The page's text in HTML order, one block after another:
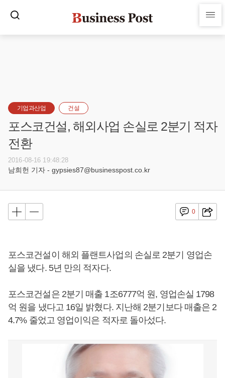
기업과산업 건설
포스코건설, 해외사업 손실로 2분기 적자
전환
2016-08-16 19:48:28
남희헌 기자 - gypsies87@businesspost.co.kr
0
포스코건설이 해외 플랜트사업의 손실로 2분기 영업손
실을 냈다. 5년 만의 적자다.
포스코건설은 2분기 매출 1조6777억 원, 영업손실 1798
억 원을 냈다고 16일 밝혔다. 지난해 2분기보다 매출은 2
4.7% 줄었고 영업이익은 적자로 돌아섰다.